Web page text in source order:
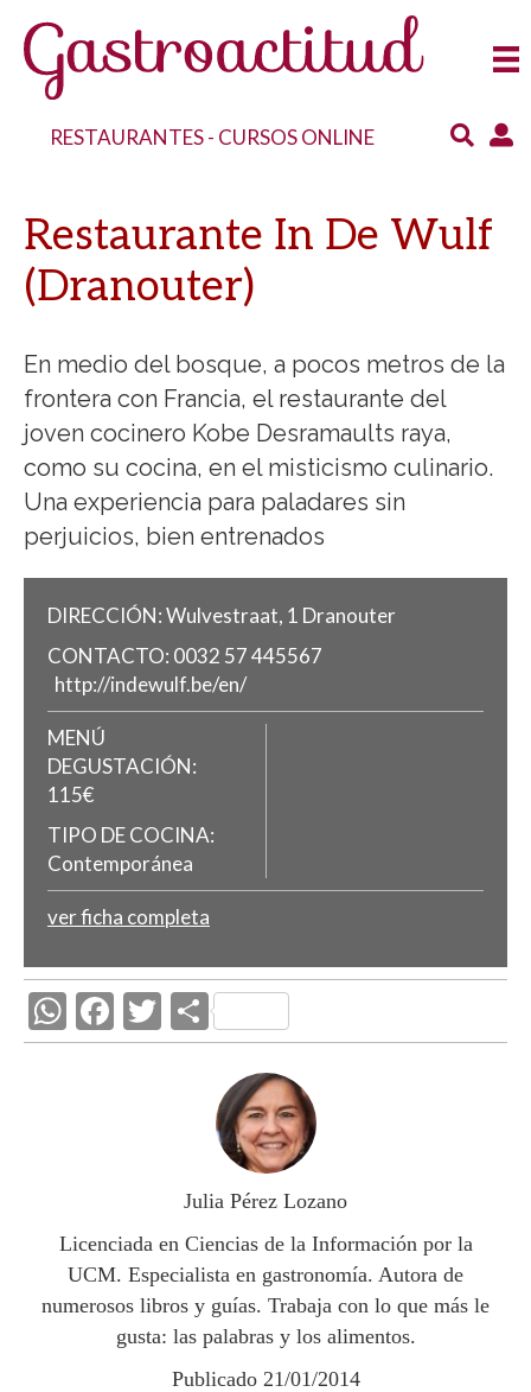
RESTAURANTES- CURSOS ONLINE
Restaurante In De Wulf
(Dranouter)
En medio del bosque, a pocos metros de la
frontera con Francia, el restaurante del
joven cocinero Kobe Desramaults raya,
como su cocina, en el misticismo culinario.
Una experiencia para paladares sin
perjuicios, bien entrenados
DIRECCIÓN:Wulvestraat, 1 Dranouter
CONTACTO: 0032 57 445567
http://indewulf.be/en/
MENÚ
DEGUSTACIÓN:
115€
TIPO DE COCINA:
Contemporánea
ver ficha completa
W
h
p
F
ac
k
T
w
C
o
m
p
ar
ti
r
Julia Pérez Lozano
Licenciada en Ciencias de la Información por la
UCM. Especialista en gastronomía. Autora de
numerosos libros y guías. Trabaja con lo que más le
gusta: las palabras y los alimentos.
Publicado 21/01/2014